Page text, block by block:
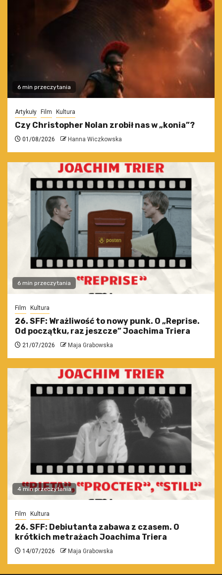
6 min przeczytania
Artykuły Film Kultura
Czy Christopher Nolan zrobił nas w „konia”?
01/08/2026 Hanna Wiczkowska
6 min przeczytania
Film Kultura
26. SFF: Wrażliwość to nowy punk. O „Reprise.
Od początku, raz jeszcze” Joachima Triera
21/07/2026 Maja Grabowska
4 min przeczytania
Film Kultura
26. SFF: Debiutanta zabawa z czasem. O
krótkich metrażach Joachima Triera
14/07/2026 Maja Grabowska